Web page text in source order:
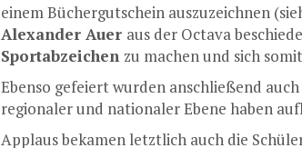
einem Büchergutschein auszuzeichnen
Alexander Auer aus der Octava
Sportabzeichen zu machen und sich
Ebenso gefeiert wurden anschließend
regionaler und nationaler Ebene haben
Applaus bekamen letztlich auch die